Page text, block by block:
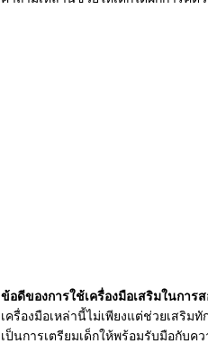
ข้อดีของการใช้เครื่องมือเสริมในการ
เครื่องมือเหล่านี้ไม่เพียงแต่ช่วยเสริ
เป็นการเตรียมเด็กให้พร้อมรับมือกับ